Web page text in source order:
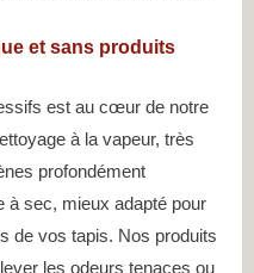
et sans produits
est au cœur de notre
à la vapeur, très
profondément
à sec, mieux adapté pour
de vos tapis. Nos produits
les odeurs tenaces ou